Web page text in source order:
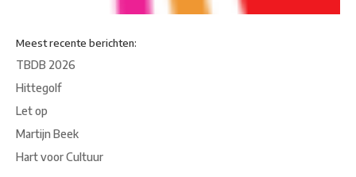
Meest recente berichten:
TBDB 2026
Hittegolf
Let op
Martijn Beek
Hart voor Cultuur